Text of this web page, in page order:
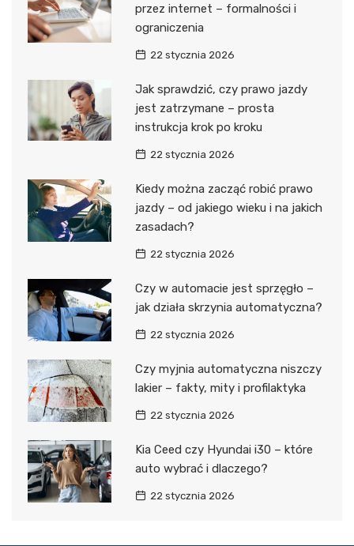
przez internet – formalności i
ograniczenia
22 stycznia 2026
Jak sprawdzić, czy prawo jazdy
jest zatrzymane – prosta
instrukcja krok po kroku
22 stycznia 2026
Kiedy można zacząć robić prawo
jazdy – od jakiego wieku i na jakich
zasadach?
22 stycznia 2026
Czy w automacie jest sprzęgło –
jak działa skrzynia automatyczna?
22 stycznia 2026
Czy myjnia automatyczna niszczy
lakier – fakty, mity i profilaktyka
22 stycznia 2026
Kia Ceed czy Hyundai i30 – które
auto wybrać i dlaczego?
22 stycznia 2026